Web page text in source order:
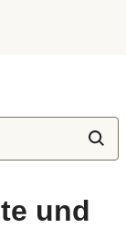
und